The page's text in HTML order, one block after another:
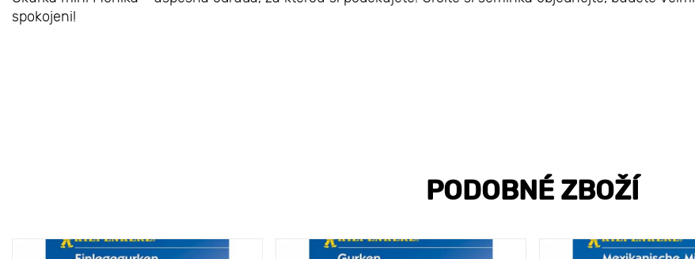
spokojeni!
PODOBNÉ ZBOŽÍ